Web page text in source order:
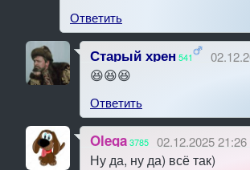
Ответить
Старый хрен 541
😆😆😆
Ответить
Olega3785 02.12.2025 21:26
Ну да, ну да) всё так)